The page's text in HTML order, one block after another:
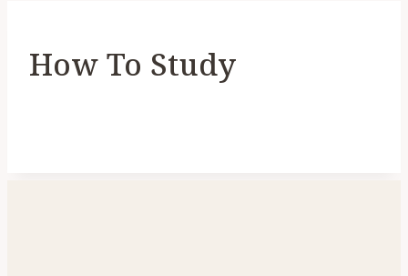
How To Study